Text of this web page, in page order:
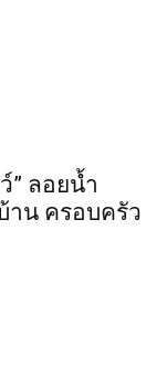
” ลอยน้ำ
าน ครอบครัว